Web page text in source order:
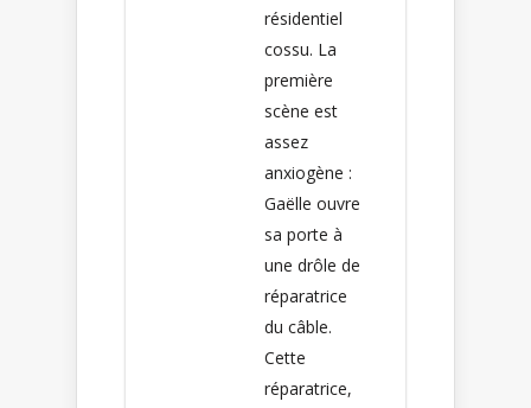
résidentiel
cossu. La
première
scène est
assez
anxiogène :
Gaëlle ouvre
sa porte à
une drôle de
réparatrice
du câble.
Cette
réparatrice,